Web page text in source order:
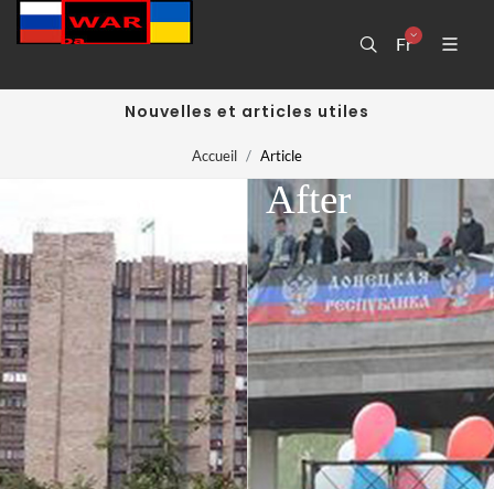
Fr
Nouvelles et articles utiles
Accueil Article
After